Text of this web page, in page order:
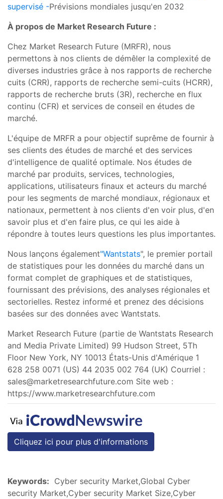
supervisé -Prévisions mondiales jusqu'en 2032
À propos de Market Research Future :
Chez Market Research Future (MRFR), nous
permettons à nos clients de démêler la complexité de
diverses industries grâce à nos rapports de recherche
cuits (CRR), rapports de recherche semi-cuits (HCRR),
rapports de recherche bruts (3R), recherche en flux
continu (CFR) et services de conseil en études de
marché.
L'équipe de MRFR a pour objectif suprême de fournir à
ses clients des études de marché et des services
d'intelligence de qualité optimale. Nos études de
marché par produits, services, technologies,
applications, utilisateurs finaux et acteurs du marché
pour les segments de marché mondiaux, régionaux et
nationaux, permettent à nos clients d'en voir plus, d'en
savoir plus et d'en faire plus, ce qui les aide à
répondre à toutes leurs questions les plus importantes.
Nous lançons également"Wantstats", le premier portail
de statistiques pour les données du marché dans un
format complet de graphiques et de statistiques,
fournissant des prévisions, des analyses régionales et
sectorielles. Restez informé et prenez des décisions
basées sur des données avec Wantstats.
Market Research Future (partie de Wantstats Research
and Media Private Limited) 99 Hudson Street, 5Th
Floor New York, NY 10013 États-Unis d'Amérique 1
628 258 0071 (US) 44 2035 002 764 (UK) Courriel :
sales@marketresearchfuture.com Site web :
https://www.marketresearchfuture.com
Cliquez ici pour plus d'informations
Keywords: Cyber security Market,Global Cyber
security Market,Cyber security Market Size,Cyber